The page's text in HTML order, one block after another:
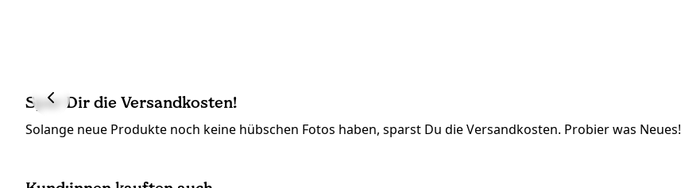
Spar Dir die Versandkosten!
Solange neue Produkte noch keine hübschen Fotos haben, sparst Du die Versandkosten. Probier was Neues!